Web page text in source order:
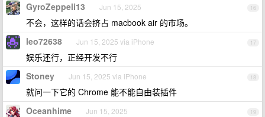
16
GyroZeppeli13 Jun 15, 2025
不会，这样的话会挤占 macbook air 的市场。
17
leo72638 Jun 15, 2025 via iPhone
娱乐还行，正经开发不行
18
Stoney Jun 15, 2025 via iPhone
就问一下它的 Chrome 能不能自由装插件
19
Oceanhime Jun 15, 2025